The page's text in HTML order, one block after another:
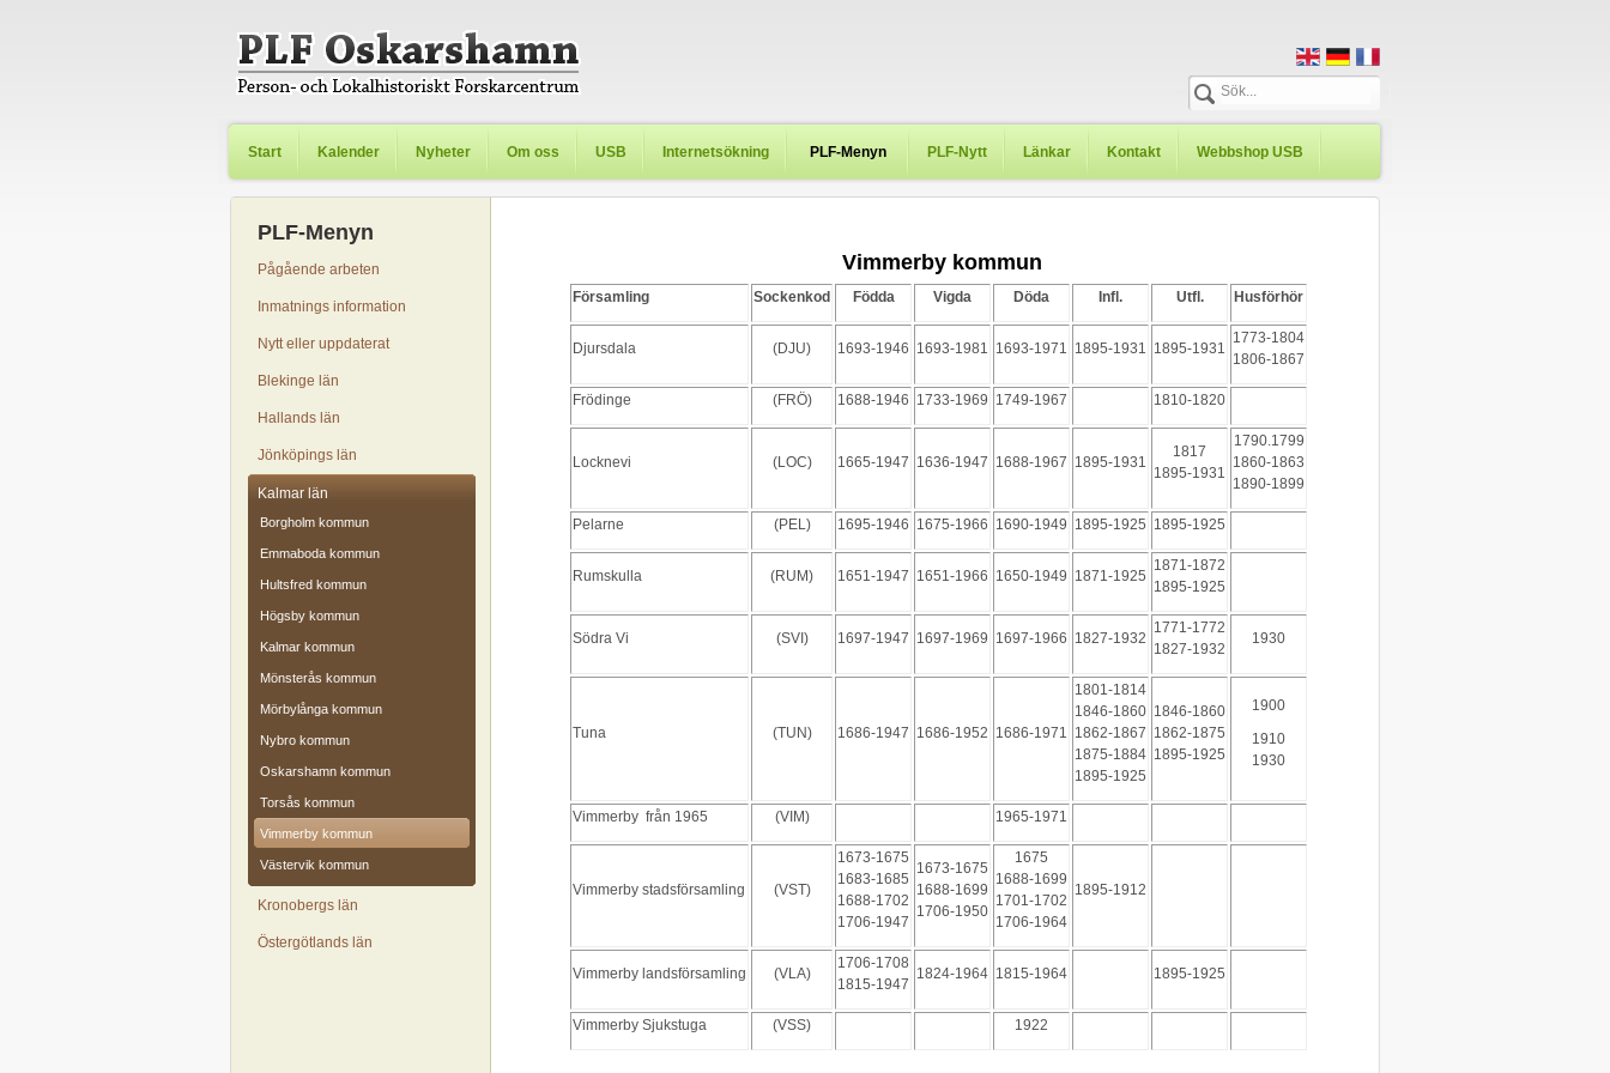
Start Kalender Nyheter Om oss USB Internetsökning PLF-Menyn PLF-Nytt Länkar Kontakt Webbshop USB
PLF-Menyn
Pågående arbeten
Inmatnings information
Nytt eller uppdaterat
Blekinge län
Hallands län
Jönköpings län
Kalmar län
Borgholm kommun
Emmaboda kommun
Hultsfred kommun
Högsby kommun
Kalmar kommun
Mönsterås kommun
Mörbylånga kommun
Nybro kommun
Oskarshamn kommun
Torsås kommun
Vimmerby kommun
Västervik kommun
Kronobergs län
Östergötlands län
Vimmerby kommun
Församling Sockenkod Födda Vigda Döda Infl. Utfl. Husförhör
Djursdala (DJU) 1693-1946 1693-1981 1693-1971 1895-1931 1895-1931
1773-1804
1806-1867
Frödinge (FRÖ) 1688-1946 1733-1969 1749-1967 1810-1820
Locknevi (LOC) 1665-1947 1636-1947 1688-1967 1895-1931
1817
1895-1931
1790.1799
1860-1863
1890-1899
Pelarne (PEL) 1695-1946 1675-1966 1690-1949 1895-1925 1895-1925
Rumskulla (RUM) 1651-1947 1651-1966 1650-1949 1871-1925
1871-1872
1895-1925
Södra Vi (SVI) 1697-1947 1697-1969 1697-1966 1827-1932
1771-1772
1827-1932
1930
Tuna (TUN) 1686-1947 1686-1952 1686-1971
1801-1814
1846-1860
1862-1867
1875-1884
1895-1925
1846-1860
1862-1875
1895-1925
1900
1910
1930
Vimmerby från 1965 (VIM) 1965-1971
Vimmerby stadsförsamling (VST)
1673-1675
1683-1685
1688-1702
1706-1947
1673-1675
1688-1699
1706-1950
1675
1688-1699
1701-1702
1706-1964
1895-1912
Vimmerby landsförsamling (VLA)
1706-1708
1815-1947
1824-1964 1815-1964 1895-1925
Vimmerby Sjukstuga (VSS) 1922